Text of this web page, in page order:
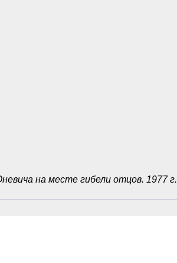
на месте гибели отцов. 1977 г.